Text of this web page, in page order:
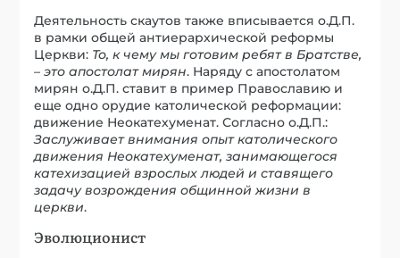
Деятельность скаутов также вписывается о.Д.П.
в рамки общей антиерархической реформы
Церкви: То, к чему мы готовим ребят в Братстве,
– это апостолат мирян. Наряду с апостолатом
мирян о.Д.П. ставит в пример Православию и
еще одно орудие католической реформации:
движение Неокатехуменат. Согласно о.Д.П.:
Заслуживает внимания опыт католического
движения Неокатехуменат, занимающегося
катехизацией взрослых людей и ставящего
задачу возрождения общинной жизни в
церкви.
Эволюционист